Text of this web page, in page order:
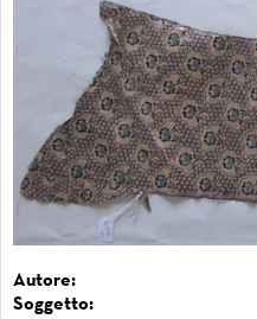
Autore:
Soggetto: